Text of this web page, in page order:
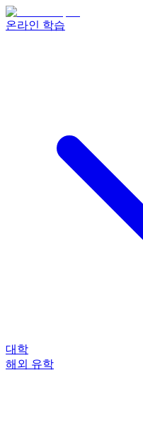
온라인 학습
대학
해외 유학